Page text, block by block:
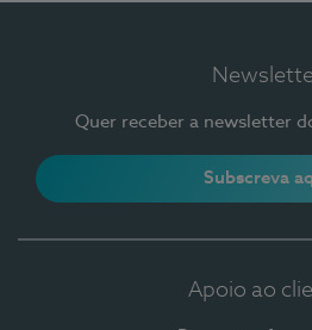
Quer receber a newsletter
Subscreva
Apoio ao